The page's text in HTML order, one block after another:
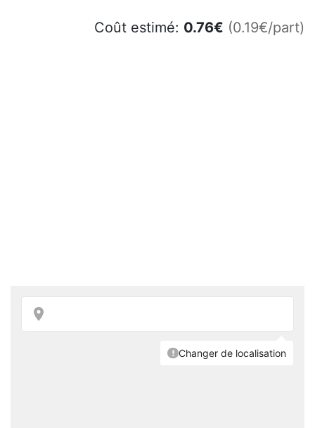
Coût estimé: 0.76€ (0.19€/part)